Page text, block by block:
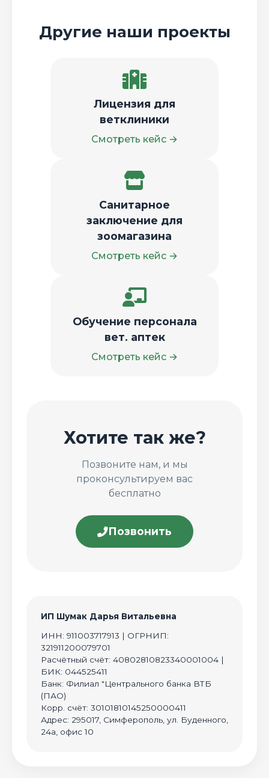
Другие наши проекты
Лицензия для
ветклиники
Смотреть кейс →
Санитарное
заключение для
зоомагазина
Смотреть кейс →
Обучение персонала
вет. аптек
Смотреть кейс →
Хотите так же?
Позвоните нам, и мы
проконсультируем вас
бесплатно
Позвонить
ИП Шумак Дарья Витальевна
ИНН: 911003717913 | ОГРНИП:
321911200079701
Расчётный счёт: 40802810823340001004 |
БИК: 044525411
Банк: Филиал "Центрального банка ВТБ
(ПАО)
Корр. счёт: 30101810145250000411
Адрес: 295017, Симферополь, ул. Буденного,
24а, офис 10